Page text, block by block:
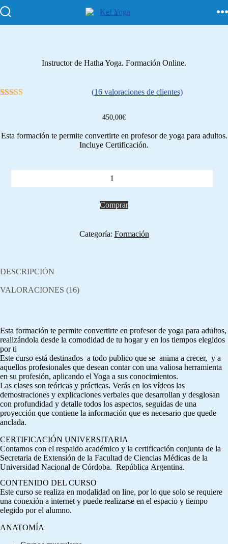
Instructor de Hatha Yoga. Formación Online.
de clientes
(16valoraciones de clientes)
450,00€
Esta formación te permite convertirte en profesor de yoga para adultos.
Incluye Certificación.
Comprar
Categoría: Formación
DESCRIPCIÓN
VALORACIONES (16)
Esta formación te permite convertirte en profesor de yoga para adultos,
realizándola desde la comodidad de tu hogar y en los tiempos elegidos
por ti
Este curso está destinados a todo publico que se anima a crecer, y a
aquellos profesionales que desean contar con una valiosa herramienta
en su profesión, aplicando el Yoga a sus conocimientos.
Las clases son teóricas y prácticas. Verás en los vídeos las
demostraciones y explicaciones verbales que desarrollan y desglosan
con profundidad y detalle todos los aspectos, seguidas de una
proyección que contiene la información que es necesario que quede
anclada.
CERTIFICACIÓN UNIVERSITARIA
Contamos con el respaldo académico y la certificación conjunta de la
Secretaria de Extensión de la Facultad de Ciencias Médicas de la
Universidad Nacional de Córdoba. República Argentina.
CONTENIDO DEL CURSO
Este curso se realiza en modalidad on line, por lo que solo se requiere
una conexión a internet y puede realizarse en el espacio y tiempo
elegido por el alumno.
ANATOMÍA